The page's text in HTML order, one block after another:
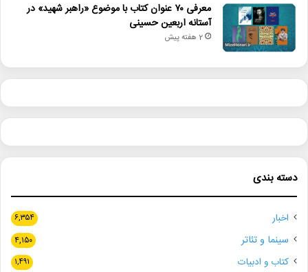
معرفی ۷۰ عنوان کتاب با موضوع «راهبر شهید» در
آستانه اربعین حسینی
2 هفته پیش
دسته بندی
اخبار ۶,۳۵۴
سینما و تئاتر ۴,۱۵۰
کتاب و ادبیات ۱,۴۹۱